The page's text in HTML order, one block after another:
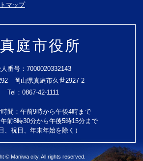
マップ
真庭市役所
番号：7000020332143
岡山県真庭市久世2927-2
Tel：0867-42-1111
間：午前9時から午後4時まで
前8時30分から午後5時15分まで
、祝日、年末年始を除く）
© Maniwa city. All rights reserved.